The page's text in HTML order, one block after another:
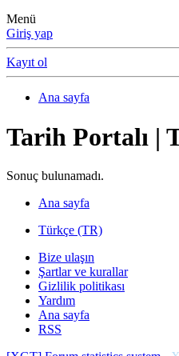
Menü
Giriş yap
Kayıt ol
Ana sayfa
Tarih Portalı |
Sonuç bulunamadı.
Ana sayfa
Türkçe (TR)
Bize ulaşın
Şartlar ve kurallar
Gizlilik politikası
Yardım
Ana sayfa
RSS